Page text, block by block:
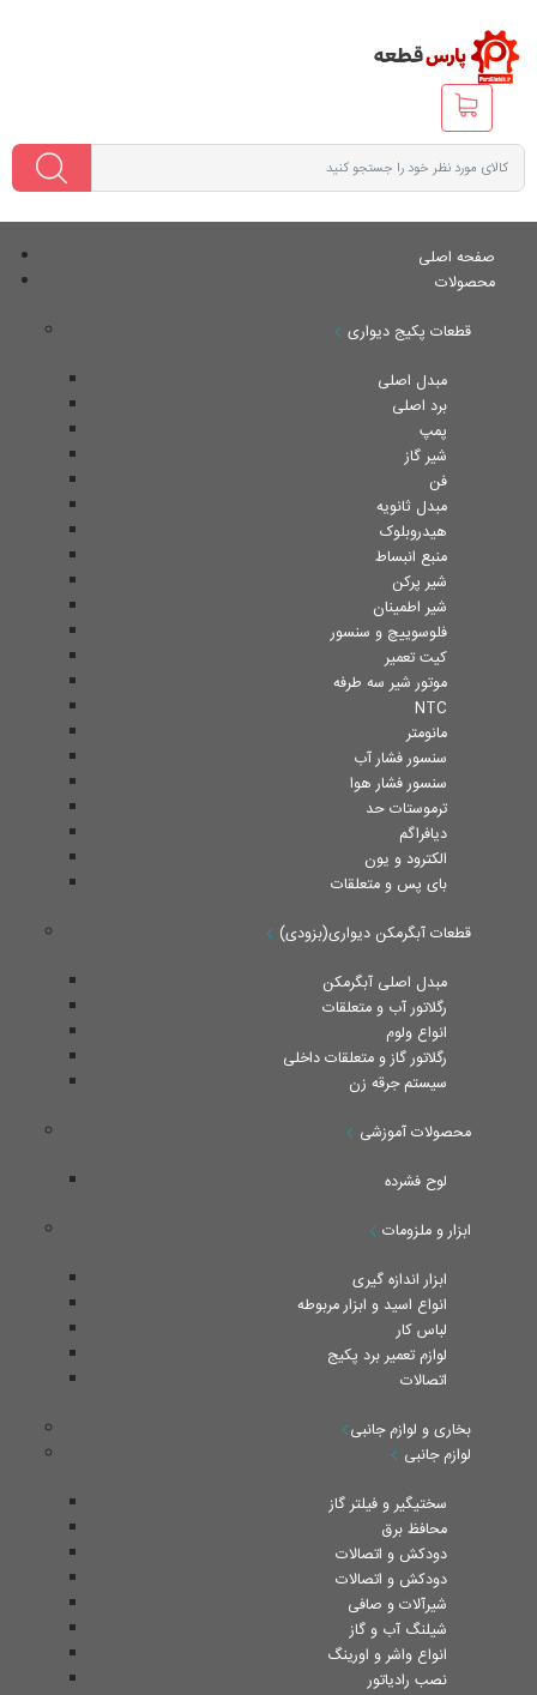
صفحه اصلی
محصولات
قطعات پکیج دیواری
مبدل اصلی
برد اصلی
پمپ
شیر گاز
فن
مبدل ثانویه
هیدروبلوک
منبع انبساط
شیر پرکن
شیر اطمینان
فلوسوییچ و سنسور
کیت تعمیر
موتور شیر سه طرفه
NTC
مانومتر
سنسور فشار آب
سنسور فشار هوا
ترموستات حد
دیافراگم
الکترود و یون
بای پس و متعلقات
قطعات آبگرمکن دیواری(بزودی)
مبدل اصلی آبگرمکن
رگلاتور آب و متعلقات
انواع ولوم
رگلاتور گاز و متعلقات داخلی
سیستم جرقه زن
محصولات آموزشی
لوح فشرده
ابزار و ملزومات
ابزار اندازه گیری
انواع اسید و ابزار مربوطه
لباس کار
لوازم تعمیر برد پکیج
اتصالات
بخاری و لوازم جانبی
لوازم جانبی
سختیگیر و فیلتر گاز
محافظ برق
دودکش و اتصالات
دودکش و اتصالات
شیرآلات و صافی
شیلنگ آب و گاز
انواع واشر و اورینگ
نصب رادیاتور